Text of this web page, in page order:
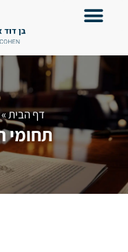
לתוכן
דף הבית»
תחומי